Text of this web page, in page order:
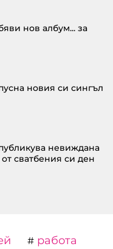
нов албум... за
новия си сингъл
невиждана
сватбения си ден
#работа